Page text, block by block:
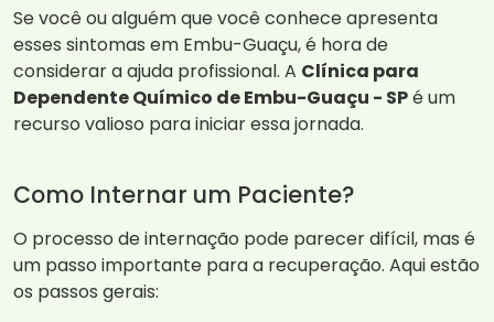
Se você ou alguém que você conhece apresenta
esses sintomas em Embu-Guaçu, é hora de
considerar a ajuda profissional. A Clínica para
Dependente Químico de Embu-Guaçu - SPé um
recurso valioso para iniciar essa jornada.
Como Internar um Paciente?
O processo de internação pode parecer difícil, mas é
um passo importante para a recuperação. Aqui estão
os passos gerais: